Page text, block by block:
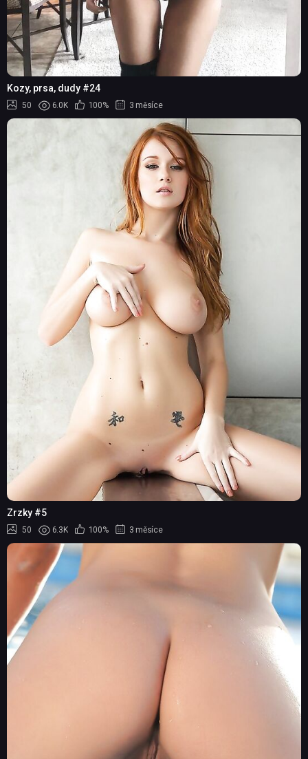
Kozy, prsa, dudy #24
50 6.0K 100% 3 měsíce
Zrzky #5
50 6.3K 100% 3 měsíce